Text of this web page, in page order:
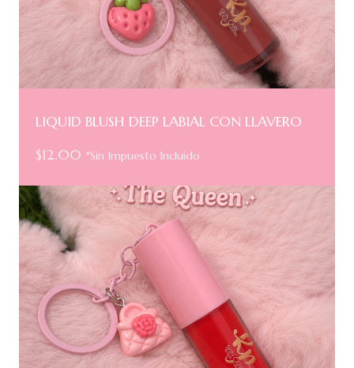
LIQUID BLUSH DEEP LABIAL CON LLAVERO
$12.00 *Sin Impuesto Incluido